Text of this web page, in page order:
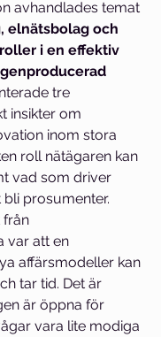
avhandlades temat
elnätsbolag och
i en effektiv
tre
insikter om
inom stora
roll nätägaren kan
vad som driver
prosumenter.
från
var att en
affärsmodeller kan
tar tid. Det är
är öppna för
vara lite modiga